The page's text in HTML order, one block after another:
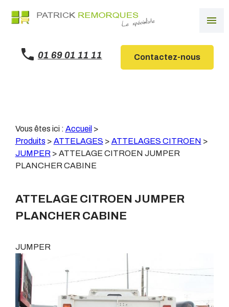
menu
01 69 01 11 11 Contactez-nous
Vous êtes ici : Accueil >
Produits > ATTELAGES > ATTELAGES CITROEN >
JUMPER > ATTELAGE CITROEN JUMPER
PLANCHER CABINE
ATTELAGE CITROEN JUMPER
PLANCHER CABINE
JUMPER